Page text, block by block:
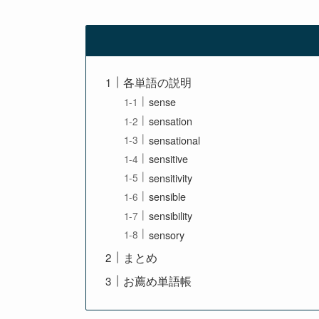
各単語の説明
sense
sensation
sensational
sensitive
sensitivity
sensible
sensibility
sensory
まとめ
お薦め単語帳